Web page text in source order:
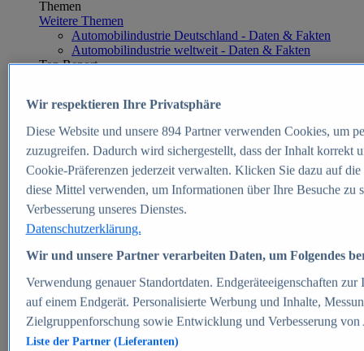
Themen
Weitere Themen
Automobilindustrie Deutschland - Daten & Fakten
Automobilindustrie weltweit - Daten & Fakten
Top Report
Zum Report
E-commerce
Beliebte Statistiken
Aktuelle Statistiken
E-Commerce - Entwicklung des Umsatzes in
Deutschland 1999-2025
Umsatz von Amazon in Deutschland und weltweit
2010-2025
B2C-E-Commerce: Top-50 Online Shops in
Deutschland 2024
Marktanteile von Online-Zahlungsverfahren in
Deutschland 2024
Umsatzstarke Warengruppen im Online-Handel in
Deutschland 2023-2025
Wir respektieren Ihre Privatsphäre
Diese Website und unsere 894Partner verwenden Cookies, um
zuzugreifen. Dadurch wird sichergestellt, dass der Inhalt korrekt
Cookie-Präferenzen jederzeit verwalten. Klicken Sie dazu auf
diese Mittel verwenden, um Informationen über Ihre Besuche
Verbesserung unseres Dienstes.
Datenschutzerklärung.
Wir und unsere Partner verarbeiten Daten, um Folgendes
Verwendung genauer Standortdaten. Endgeräteeigenschaften
auf einem Endgerät. Personalisierte Werbung und Inhalte,
Zielgruppenforschung sowie Entwicklung und Verbesserung von
Liste der Partner (Lieferanten)